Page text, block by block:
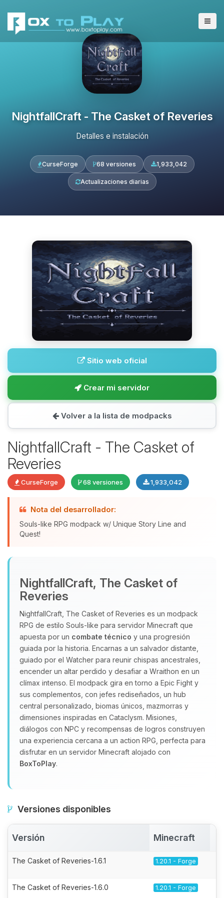
NightfallCraft - The Casket of Reveries
Detalles e instalación
CurseForge 68 versiones 1,933,042
Actualizaciones diarias
Sitio web oficial
Crear mi servidor
Volver a la lista de modpacks
NightfallCraft - The Casket of
Reveries
CurseForge 68 versiones 1,933,042
Nota del desarrollador:
Souls-like RPG modpack w/ Unique Story Line and
Quest!
NightfallCraft, The Casket of
Reveries
NightfallCraft, The Casket of Reveries es un modpack
RPG de estilo Souls‑like para servidor Minecraft que
apuesta por un combate técnico y una progresión
guiada por la historia. Encarnas a un salvador distante,
guiado por el Watcher para reunir chispas ancestrales,
encender un altar perdido y desafiar a Wraithon en un
clímax intenso. El modpack gira en torno a Epic Fight y
sus complementos, con jefes rediseñados, un hub
central personalizado, biomas únicos, mazmorras y
dimensiones inspiradas en Cataclysm. Misiones,
diálogos con NPC y recompensas de logros construyen
una experiencia cercana a un action RPG, perfecta para
disfrutar en un servidor Minecraft alojado con
BoxToPlay.
Versiones disponibles
Versión Minecraft
The Casket of Reveries-1.6.1 1.20.1 - Forge
The Casket of Reveries-1.6.0 1.20.1 - Forge
asistente de BoxToPlay. Cuentame
que necesitas y moveré mis
pequenos circuitos para ayudarte.
08/08/2026 02:57